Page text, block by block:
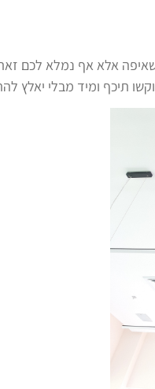
שאיפה אלא אף נמלא לכם
תיכף ומיד מבלי יאלץ